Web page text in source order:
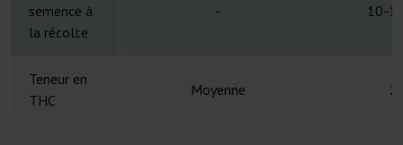
semence à
la récolte
- 10-
Teneur en
THC
Moyenne